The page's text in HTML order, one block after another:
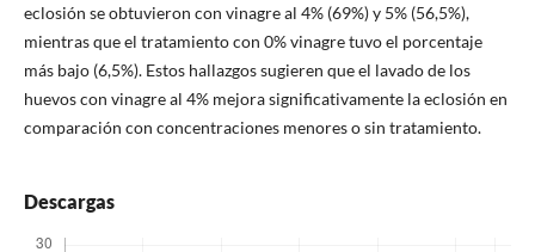
eclosión se obtuvieron con vinagre al 4% (69%) y 5% (56,5%),
mientras que el tratamiento con 0% vinagre tuvo el porcentaje
más bajo (6,5%). Estos hallazgos sugieren que el lavado de los
huevos con vinagre al 4% mejora significativamente la eclosión en
comparación con concentraciones menores o sin tratamiento.
Descargas